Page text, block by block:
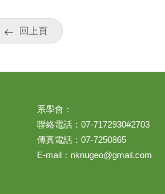
回上頁
系學會：
聯絡電話：07-7172930#2703
傳真電話：07-7250865
E-mail： nknugeo@gmail.com